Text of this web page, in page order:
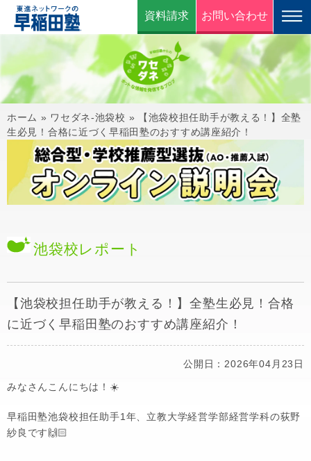
資料請求 お問い合わせ
ホーム » ワセダネ-池袋校 »
【池袋校担任助手が教える！】全塾
生必見！合格に近づく早稲田塾のおすすめ講座紹介！
池袋校レポート
【池袋校担任助手が教える！】全塾生必見！合格
に近づく早稲田塾のおすすめ講座紹介！
公開日：2026年04月23日
みなさんこんにちは！☀️
早稲田塾池袋校担任助手1年、立教大学経営学部経営学科の荻野
紗良です🙌🏻